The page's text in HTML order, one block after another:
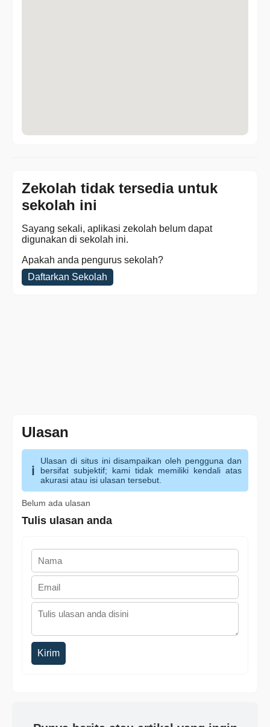
Zekolah tidak tersedia untuk
sekolah ini
Sayang sekali, aplikasi zekolah belum dapat
digunakan di sekolah ini.
Apakah anda pengurus sekolah?
Daftarkan Sekolah
Ulasan
Ulasan di situs ini disampaikan oleh pengguna dan
bersifat subjektif; kami tidak memiliki kendali atas
akurasi atau isi ulasan tersebut.
Belum ada ulasan
Tulis ulasan anda
Kirim